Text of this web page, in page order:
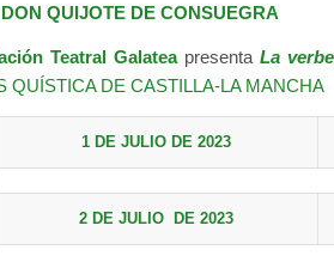
QUIJOTE DE CONSUEGRA
Teatral Galateapresenta La
QUÍSTICA DE CASTILLA-LA MANCHA
1 DE JULIO DE 2023
2 DE JULIO DE 2023